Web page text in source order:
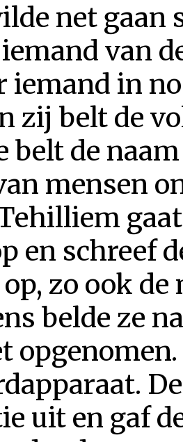
net gaan
van
iemand in
zij belt de
belt de
mensen
en schreef
zo ook de
belde ze
uit en gaf